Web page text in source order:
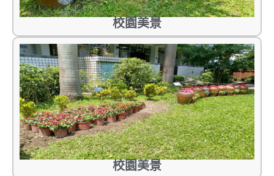
校園美景
校園美景